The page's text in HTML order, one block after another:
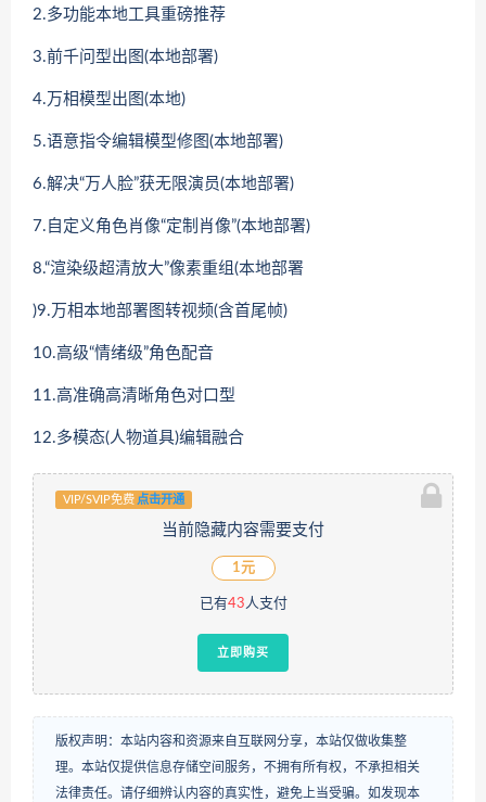
2.多功能本地工具重磅推荐
3.前千问型出图(本地部署)
4.万相模型出图(本地)
5.语意指令编辑模型修图(本地部署)
6.解决“万人脸”获无限演员(本地部署)
7.自定义角色肖像“定制肖像”(本地部署)
8.“渲染级超清放大”像素重组(本地部署
)9.万相本地部署图转视频(含首尾帧)
10.高级“情绪级”角色配音
11.高准确高清晰角色对口型
12.多模态(人物道具)编辑融合
VIP/SVIP免费 点击开通
当前隐藏内容需要支付
1元
已有43人支付
立即购买
版权声明：本站内容和资源来自互联网分享，本站仅做收集整
理。本站仅提供信息存储空间服务，不拥有所有权，不承担相关
法律责任。请仔细辨认内容的真实性，避免上当受骗。如发现本